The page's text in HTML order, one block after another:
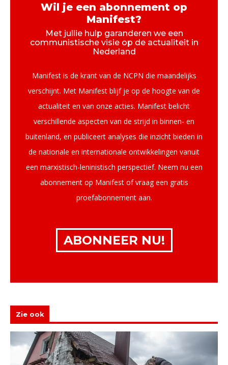
Wil je een abonnement op
Manifest?
Met jullie hulp garanderen we een
communistische visie op de actualiteit in
Nederland
Manifest is de krant van de NCPN die maandelijks
verschijnt. Met Manifest blijf je op de hoogte van de
actualiteit en van onze acties. Manifest belicht
verschillende aspecten van de strijd in binnen- en
buitenland, en publiceert analyses die inzicht bieden in
de nationale en internationale ontwikkelingen vanuit
een marxistisch-leninistisch perspectief. Neem nu een
abonnement op Manifest of vraag een gratis
proefabonnement aan.
ABONNEER NU!
Zie ook